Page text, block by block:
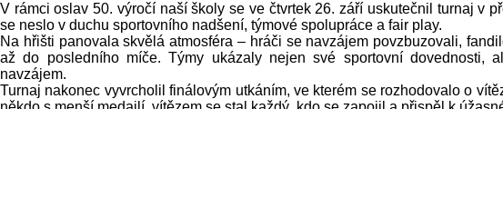
V rámci oslav 50. výročí naší školy se ve čtvrtek 26. září uskutečnil turnaj v
se neslo v duchu sportovního nadšení, týmové spolupráce a fair play.
Na hřišti panovala skvělá atmosféra – hráči se navzájem povzbuzovali,
až do posledního míče. Týmy ukázaly nejen své sportovní dovednosti,
navzájem.
Turnaj nakonec vyvrcholil finálovým utkáním, ve kterém se rozhodovalo o
někdo s menší medailí, vítězem se stal každý, kdo se zapojil a přispěl k